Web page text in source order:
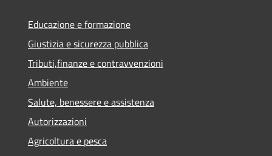
Educazione e formazione
Giustizia e sicurezza pubblica
Tributi,finanze e contravvenzioni
Ambiente
Salute, benessere e assistenza
Autorizzazioni
Agricoltura e pesca